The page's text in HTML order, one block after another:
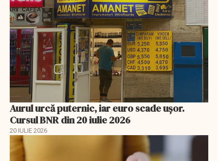
Aurul urcă puternic, iar euro scade ușor.
Cursul BNR din 20 iulie 2026
20 IULIE 2026